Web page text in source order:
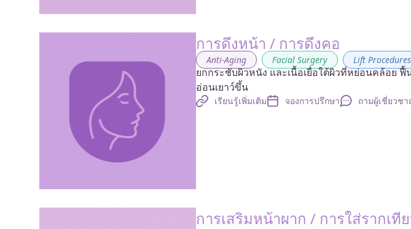
การดึงหน้า / การดึงคอ
Anti-Aging , Facial Surgery , Lift Procedures
ยกกระชับผิวหนัง และเนื้อเยื่อใต้ผิวที่หย่อนคล้อย
อ่อนเยาว์ขึ้น
เรียนรู้เพิ่มเติม จองการปรึกษา ถามผู้เชี่ยวช
การเสริมหน้าผาก / การใส่รากเที